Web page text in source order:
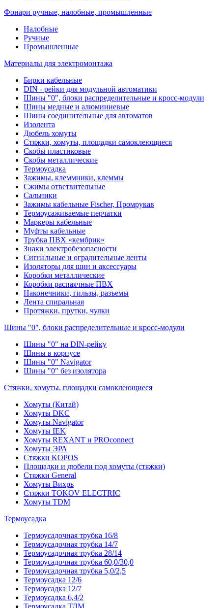
Фонари ручные, налобные, промышленные
Налобные
Ручные
Промышленные
Материалы для электромонтажа
Бирки кабельные
DIN - рейки для модульной автоматики
Шины "0", блоки распределительные и кросс-модули
Шины медные и алюминиевые
Шины соединительные для автоматов
Изолента
Дюбель хомуты
Стяжки, хомуты, площадки самоклеющиеся
Скобы пластиковые
Скобы металлические
Термоусадка
Зажимы, клеммники, клеммы
Сжимы ответвительные
Сальники
Зажимы кабельные Fischer, Промрукав
Термоусаживаемые перчатки
Маркеры кабельные
Муфты кабельные
Трубка ПВХ «кембрик»
Знаки электробезопасности
Сигнальные и оградительные ленты
Изоляторы для шин и аксессуары
Коробки металлические
Коробки распаячные ПВХ
Наконечники, гильзы, разъемы
Лента спиральная
Протяжки, прутки, чулки
Шины "0", блоки распределительные и кросс-модули
Шины "0" на DIN-рейку
Шины в корпусе
Шины "0" Navigator
Шины "0" без изолятора
Стяжки, хомуты, площадки самоклеющиеся
Хомуты (Китай)
Хомуты DKC
Хомуты Navigator
Хомуты IEK
Хомуты REXANT и PROconnect
Хомуты ЭРА
Стяжки KOPOS
Площадки и дюбели под хомуты (стяжки)
Стяжки General
Хомуты Вихрь
Стяжки TOKOV ELECTRIC
Хомуты TDM
Термоусадка
Термоусадочная трубка 16/8
Термоусадочная трубка 14/7
Термоусадочная трубка 28/14
Термоусадочная трубка 60,0/30,0
Термоусадочная трубка 5,0/2,5
Термоусадка 12/6
Термоусадка 12/7
Термоусадка 6,4/2
Термоусадка ТДМ